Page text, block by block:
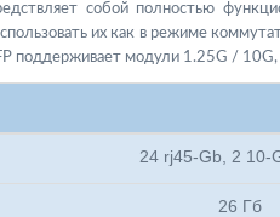
собой полностью
их как в режиме
поддерживает модули 1.25G /
24 rj45-Gb, 2 10-
26 Гб